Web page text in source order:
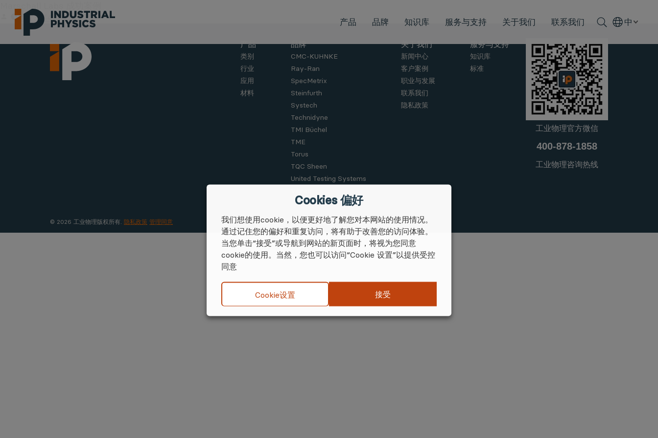
产品 品牌 知识库 服务与支持 关于我们 联系我们 中
2023年4月4日
产品
类别
行业
应用
材料
品牌
CMC-KUHNKE
Ray-Ran
SpecMetrix
Steinfurth
Systech
Technidyne
TMI Büchel
TME
Torus
TQC Sheen
United Testing Systems
关于我们
新闻中心
客户案例
职业与发展
联系我们
隐私政策
服务与支持
知识库
标准
工业物理官方微信
400-878-1858
工业物理咨询热线
© 2026 工业物理版权所有. 隐私政策 管理同意
Cookies 偏好
我们想使用cookie，以便更好地了解您对本网站的使用情况。
通过记住您的偏好和重复访问，将有助于改善您的访问体验。
当您单击“接受”或导航到网站的新页面时，将视为您同意
cookie的使用。当然，您也可以访问“Cookie 设置”以提供受控
同意
Cookie设置 接受